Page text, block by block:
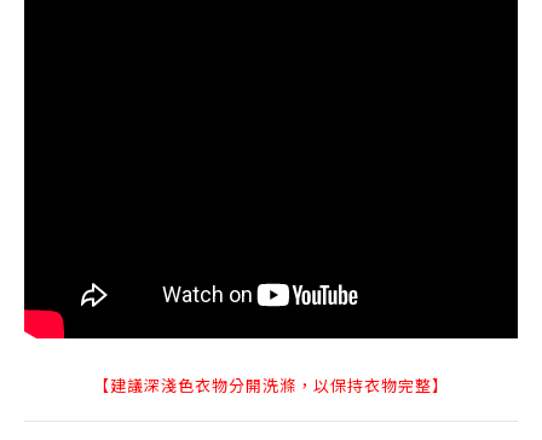
【建議深淺色衣物分開洗滌，以保持衣物完整】